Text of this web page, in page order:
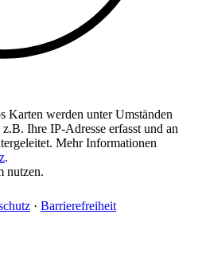
werden unter Umständen
Ihre IP-Adresse erfasst und an
Mehr Informationen
.
nutzen.
· Barrierefreiheit